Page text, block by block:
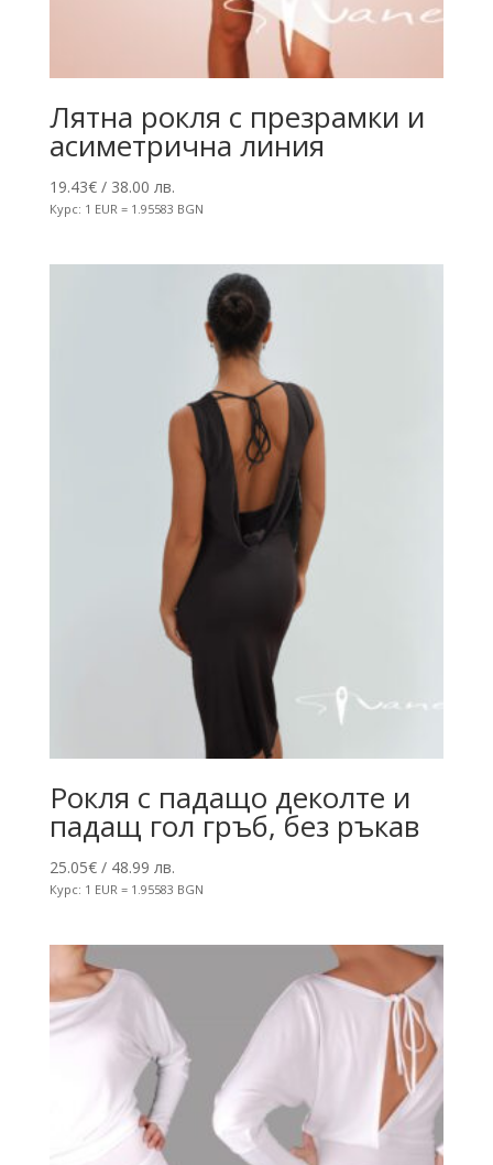
Лятна рокля с презрамки и
асиметрична линия
19.43€/ 38.00 лв.
Курс: 1 EUR = 1.95583 BGN
Рокля с падащо деколте и
падащ гол гръб, без ръкав
25.05€/ 48.99 лв.
Курс: 1 EUR = 1.95583 BGN